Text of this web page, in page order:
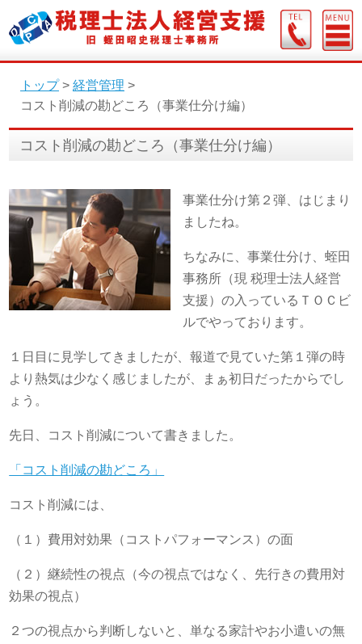
トップ> 経営管理 >
コスト削減の勘どころ（事業仕分け編）
コスト削減の勘どころ（事業仕分け編）
事業仕分け第２弾、はじまり
ましたね。
ちなみに、事業仕分け、蛭田
事務所（現 税理士法人経営
支援）の入っているＴＯＣビ
ルでやっております。
１日目に見学してきましたが、報道で見ていた第１弾の時
より熱気は少なく感じましたが、まぁ初日だったからでし
ょう。
先日、コスト削減について書きました。
「コスト削減の勘どころ」
コスト削減には、
（１）費用対効果（コストパフォーマンス）の面
（２）継続性の視点（今の視点ではなく、先行きの費用対
効果の視点）
２つの視点から判断しないと、単なる家計やお小遣いの無